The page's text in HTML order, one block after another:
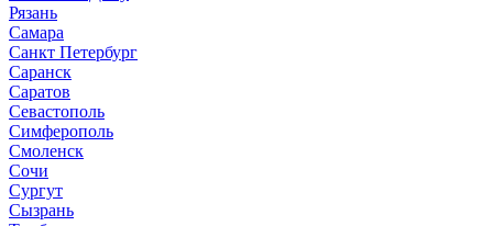
Рязань
Самара
Санкт Петербург
Саранск
Саратов
Севастополь
Симферополь
Смоленск
Сочи
Сургут
Сызрань